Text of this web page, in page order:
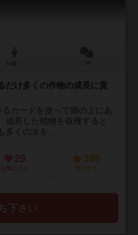
だけ多くの作物の成長に貢
カードを使って畑の上にあ
成長した植物を収穫すると
多くの水を...
29
お気に入り
189
持ってる
下さい